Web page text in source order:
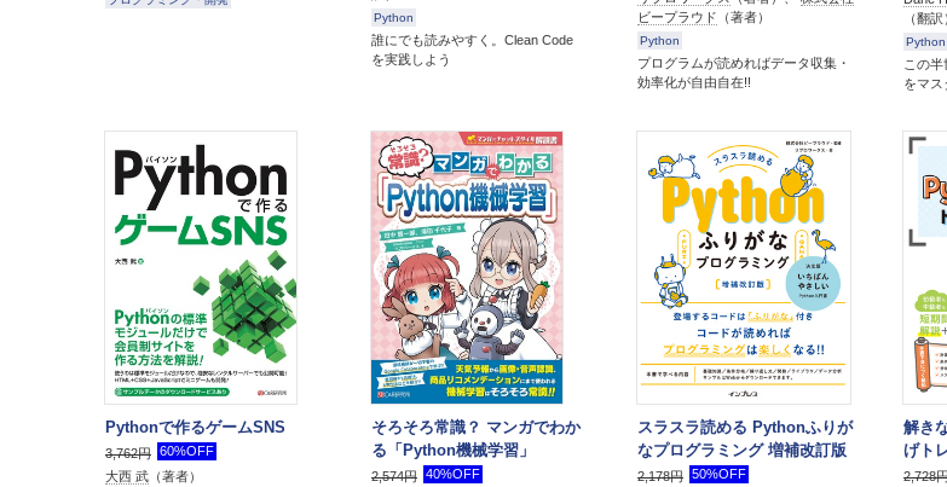
Python
誰にでも読みやすく。Clean Code
を実践しよう
ビープラウド （著者）
Python
プログラムが読めればデータ収集・
効率化が自由自在!!
（翻訳
Python
この
をマス
Pythonで作るゲームSNS
3,762円 60%OFF
大西 武 （著者）
そろそろ常識？ マンガでわか
る「Python機械学習」
2,574円 40%OFF
スラスラ読める Pythonふりが
なプログラミング 増補改訂版
2,178円 50%OFF
解き
げト
2,728